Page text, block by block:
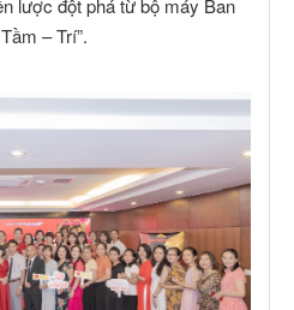
lược đột phá từ bộ máy Ban
– Trí”.